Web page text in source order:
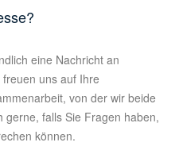
eine Nachricht an
freuen uns auf Ihre
von der wir beide
gerne, falls Sie Fragen haben,
können.